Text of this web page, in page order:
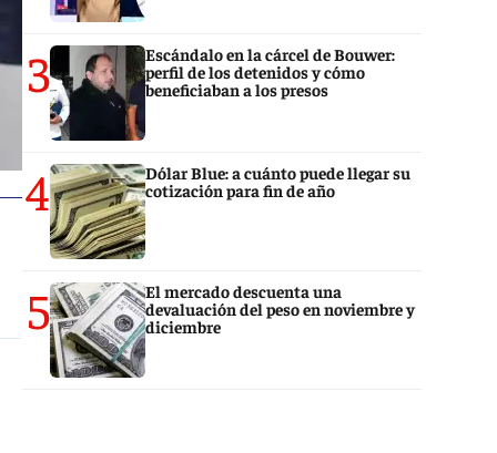
3
Escándalo en la cárcel de Bouwer:
perfil de los detenidos y cómo
beneficiaban a los presos
4
Dólar Blue: a cuánto puede llegar su
cotización para fin de año
5
El mercado descuenta una
devaluación del peso en noviembre y
diciembre